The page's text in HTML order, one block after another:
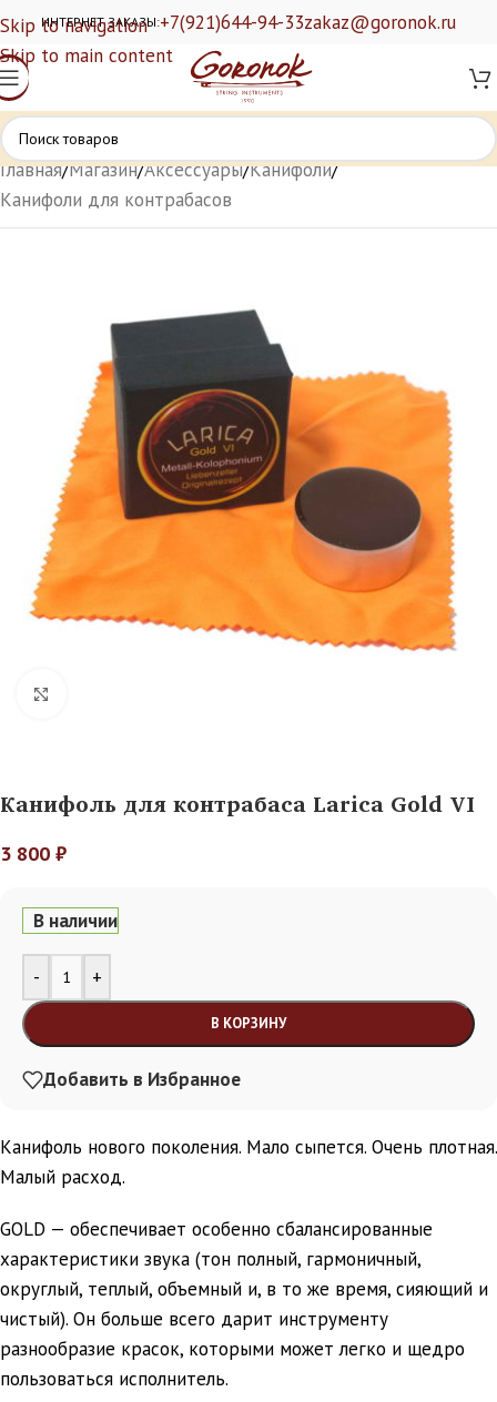
Skip to navigation
Skip to main content
ИНТЕРНЕТ ЗАКАЗЫ:+7(921)644-94-33zakaz@goronok.ru
Главная/Магазин/Аксессуары/Канифоли/
Канифоли для контрабасов
Канифоль для контрабаса Larica Gold VI
3 800 ₽
В наличии
- +
В КОРЗИНУ
Alternative:
Добавить в Избранное
Канифоль нового поколения. Мало сыпется. Очень плотная.
Малый расход.
GOLD — обеспечивает особенно сбалансированные
характеристики звука (тон полный, гармоничный,
округлый, теплый, объемный и, в то же время, сияющий и
чистый). Он больше всего дарит инструменту
разнообразие красок, которыми может легко и щедро
пользоваться исполнитель.